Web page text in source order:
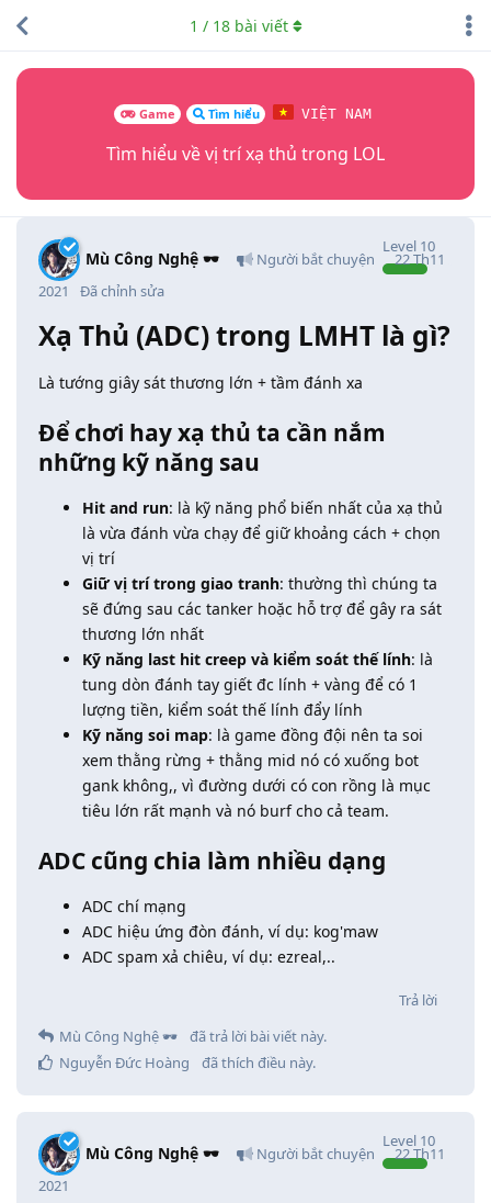
Game Tìm hiểu VIỆT NAM
Tìm hiểu về vị trí xạ thủ trong LOL
1 / 18bài viết
Mù Công Nghệ 🕶️ Người bắt chuyện
Level 10
22 Th11
2021
Đã chỉnh sửa
Xạ Thủ (ADC) trong LMHT là gì?
Là tướng giây sát thương lớn + tầm đánh xa
Để chơi hay xạ thủ ta cần nắm
những kỹ năng sau
Hit and run: là kỹ năng phổ biến nhất của xạ thủ
là vừa đánh vừa chạy để giữ khoảng cách + chọn
vị trí
Giữ vị trí trong giao tranh: thường thì chúng ta
sẽ đứng sau các tanker hoặc hỗ trợ để gây ra sát
thương lớn nhất
Kỹ năng last hit creep và kiểm soát thế lính: là
tung dòn đánh tay giết đc lính + vàng để có 1
lượng tiền, kiểm soát thế lính đẩy lính
Kỹ năng soi map: là game đồng đội nên ta soi
xem thằng rừng + thằng mid nó có xuống bot
gank không,, vì đường dưới có con rồng là mục
tiêu lớn rất mạnh và nó burf cho cả team.
ADC cũng chia làm nhiều dạng
ADC chí mạng
ADC hiệu ứng đòn đánh, ví dụ: kog'maw
ADC spam xả chiêu, ví dụ: ezreal,..
Trả lời
Mù Công Nghệ 🕶️
đã trả lời bài viết này.
Nguyễn Đức Hoàng
đã thích điều này.
Mù Công Nghệ 🕶️ Người bắt chuyện
Level 10
22 Th11
2021